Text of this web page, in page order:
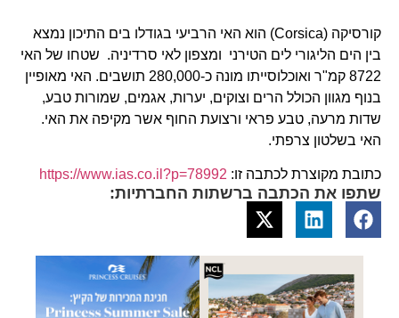
קורסיקה (Corsica) הוא האי הרביעי בגודלו בים התיכון נמצא
בין הים הליגורי לים הטירני ומצפון לאי סרדיניה. שטחו של האי
8722 קמ"ר ואוכלוסייתו מונה כ-280,000 תושבים. האי מאופיין
בנוף מגוון הכולל הרים וצוקים, יערות, אגמים, שמורות טבע,
שדות מרעה, טבע פראי ורצועת החוף אשר מקיפה את האי.
האי בשלטון צרפתי.
כתובת מקוצרת לכתבה זו: https://www.ias.co.il?p=78992
שתפו את הכתבה ברשתות החברתיות: